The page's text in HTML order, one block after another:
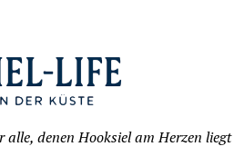
denen Hooksiel am Herzen liegt